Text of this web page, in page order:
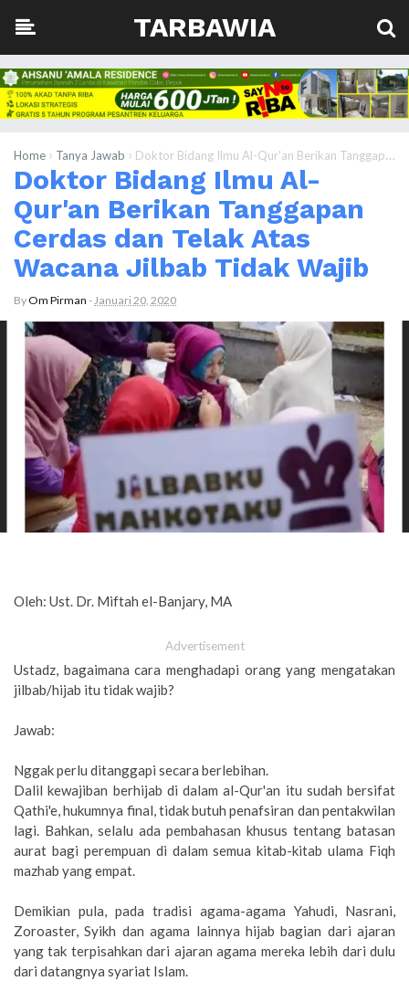
TARBAWIA
Home › Tanya Jawab › Doktor Bidang Ilmu Al-Qur'an Berikan Tanggapan Cerdas dan Telak Atas Wacana Jilbab Tidak Wajib
Doktor Bidang Ilmu Al-
Qur'an Berikan Tanggapan
Cerdas dan Telak Atas
Wacana Jilbab Tidak Wajib
ByOm Pirman -Januari 20, 2020
Oleh: Ust. Dr. Miftah el-Banjary, MA
Advertisement
Ustadz, bagaimana cara menghadapi orang yang mengatakan
jilbab/hijab itu tidak wajib?
Jawab:
Nggak perlu ditanggapi secara berlebihan.
Dalil kewajiban berhijab di dalam al-Qur'an itu sudah bersifat
Qathi'e, hukumnya final, tidak butuh penafsiran dan pentakwilan
lagi. Bahkan, selalu ada pembahasan khusus tentang batasan
aurat bagi perempuan di dalam semua kitab-kitab ulama Fiqh
mazhab yang empat.
Demikian pula, pada tradisi agama-agama Yahudi, Nasrani,
Zoroaster, Syikh dan agama lainnya hijab bagian dari ajaran
yang tak terpisahkan dari ajaran agama mereka lebih dari dulu
dari datangnya syariat Islam.